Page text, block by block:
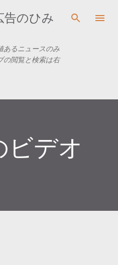
コンテンツに移動
告のひみ
あるニュースのみ
の閲覧と検索は右
デオ